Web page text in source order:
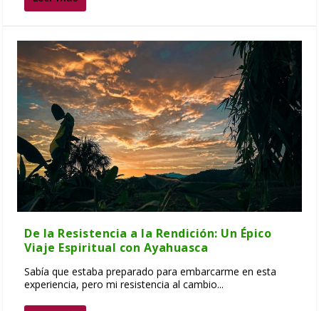
De la Resistencia a la Rendición: Un Épico
Viaje Espiritual con Ayahuasca
Sabía que estaba preparado para embarcarme en esta
experiencia, pero mi resistencia al cambio...